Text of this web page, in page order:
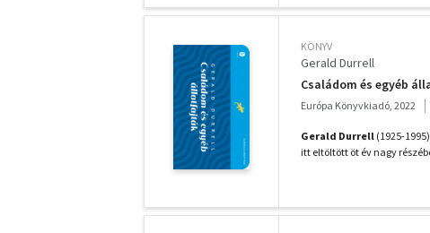
KÖNYV
Gerald Durrell
Családom és egyéb
Európa Könyvkiadó, 2022
Gerald Durrell (1925-
itt eltöltött öt év nagy